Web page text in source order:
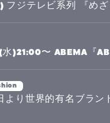
フジテレビ系列 『め
水)21:00〜 ABEMA『
より世界的有名ブラン